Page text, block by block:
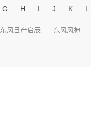
G H I J K L
东风日产启辰 东风风神